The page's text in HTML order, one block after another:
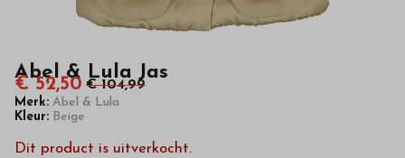
Abel & Lula Jas
€ 52,50 € 104,99
Merk: Abel & Lula
Kleur: Beige
Dit product is uitverkocht.